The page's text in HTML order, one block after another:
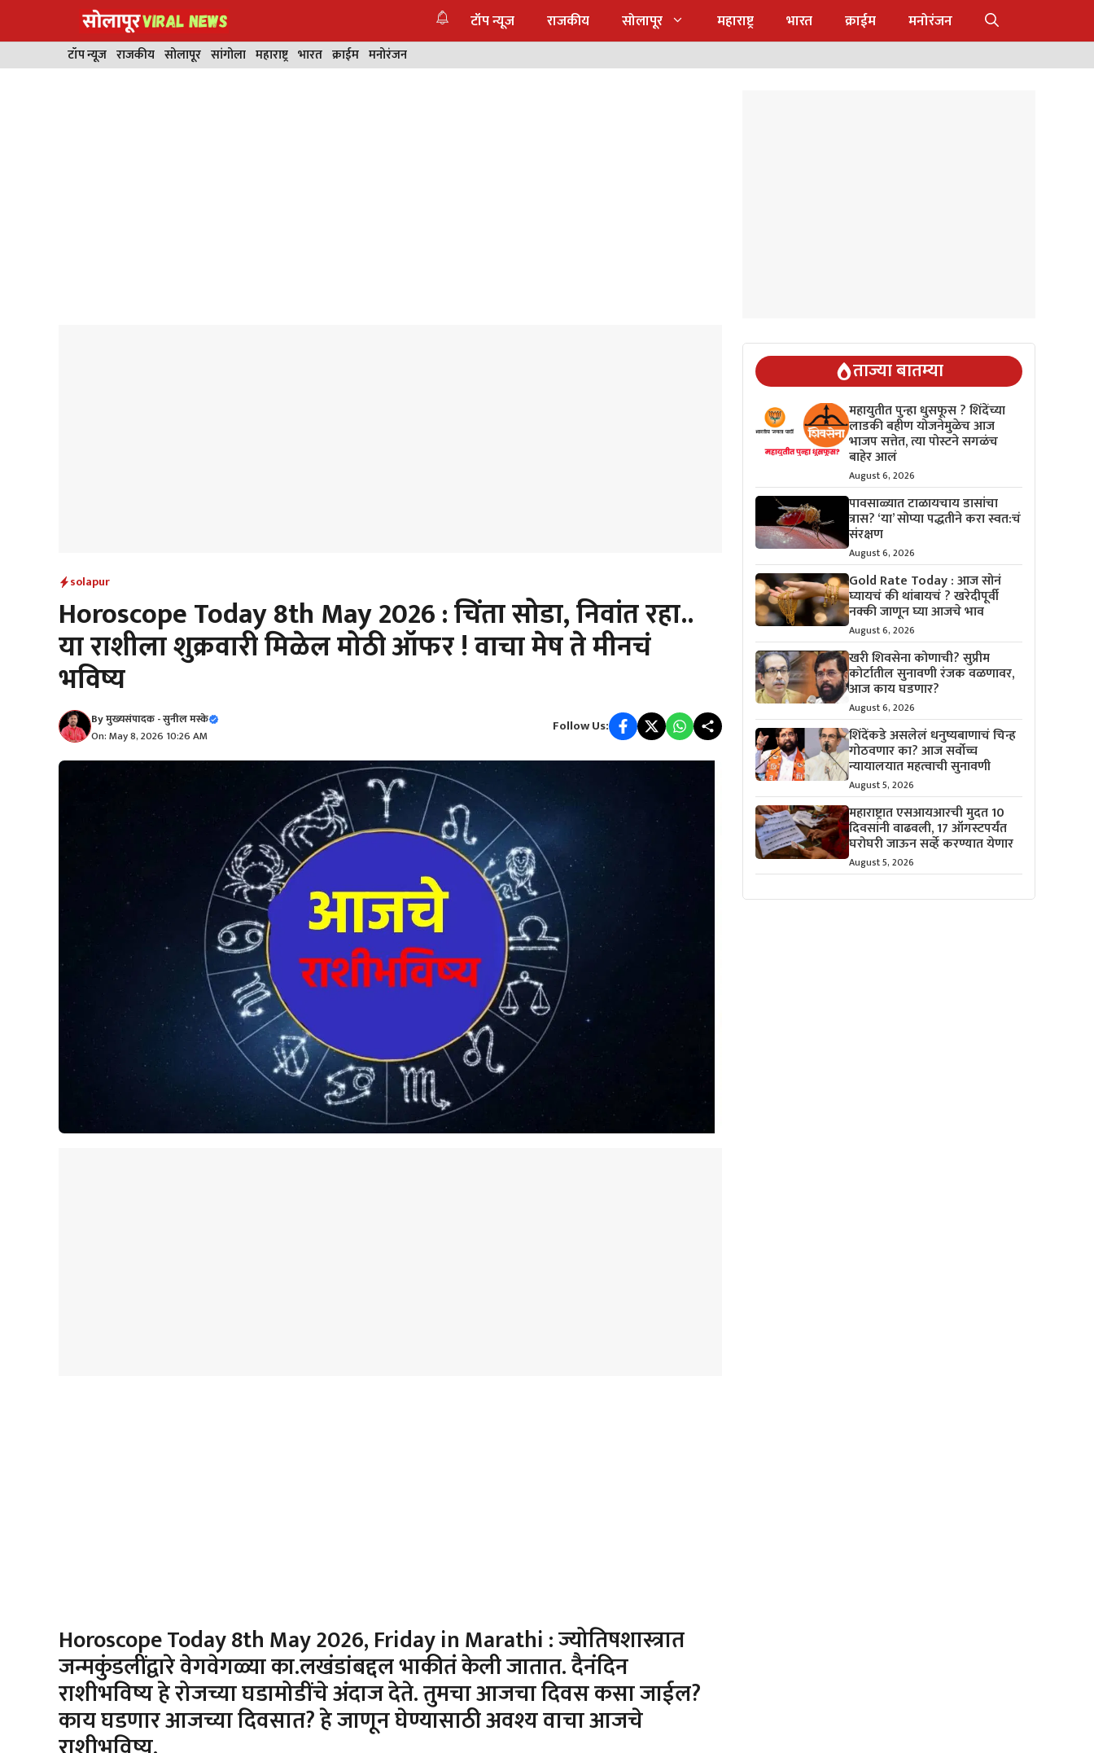
टॉप न्यूज राजकीय सोलापूर महाराष्ट्र भारत क्राईम मनोरंजन
टॉप न्यूज राजकीय सोलापूर सांगोला महाराष्ट्र भारत क्राईम मनोरंजन
solapur
Horoscope Today 8th May 2026 : चिंता सोडा, निवांत रहा..
या राशीला शुक्रवारी मिळेल मोठी ऑफर ! वाचा मेष ते मीनचं
भविष्य
Byमुख्यसंपादक - सुनील मस्के
On: May 8, 2026 10:26 AM
Follow Us:
Horoscope Today 8th May 2026, Friday in Marathi : ज्योतिषशास्त्रात
जन्मकुंडलींद्वारे वेगवेगळ्या का.लखंडांबद्दल भाकीतं केली जातात. दैनंदिन
राशीभविष्य हे रोजच्या घडामोडींचे अंदाज देते. तुमचा आजचा दिवस कसा जाईल?
काय घडणार आजच्या दिवसात? हे जाणून घेण्यासाठी अवश्य वाचा आजचे
ताज्या बातम्या
महायुतीत पुन्हा धुसफूस ? शिंदेंच्या
लाडकी बहीण योजनेमुळेच आज
भाजप सत्तेत, त्या पोस्टने सगळंच
बाहेर आलं
August 6, 2026
पावसाळ्यात टाळायचाय डासांचा
त्रास? ‘या’ सोप्या पद्धतीने करा स्वत:चं
संरक्षण
August 6, 2026
Gold Rate Today : आज सोनं
घ्यायचं की थांबायचं ? खरेदीपूर्वी
नक्की जाणून घ्या आजचे भाव
August 6, 2026
खरी शिवसेना कोणाची? सुप्रीम
कोर्टातील सुनावणी रंजक वळणावर,
आज काय घडणार?
August 6, 2026
शिंदेंकडे असलेलं धनुष्यबाणाचं चिन्ह
गोठवणार का? आज सर्वोच्च
न्यायालयात महत्वाची सुनावणी
August 5, 2026
महाराष्ट्रात एसआयआरची मुदत 10
दिवसांनी वाढवली, 17 ऑगस्टपर्यंत
घरोघरी जाऊन सर्व्हे करण्यात येणार
August 5, 2026